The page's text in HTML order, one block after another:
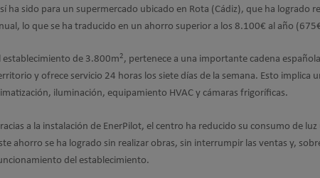
ha sido para un supermercado ubicado en Rota (Cádiz), que ha logrado
lo que se ha traducido en un ahorro superior a los 8.100€ al año
establecimiento de 3.800m2, pertenece a una importante cadena
y ofrece servicio 24 horas los siete días de la semana. Esto implica
iluminación, equipamiento HVAC y cámaras frigoríficas.
a la instalación de EnerPilot, el centro ha reducido su consumo de
ahorro se ha logrado sin realizar obras, sin interrumpir las ventas y,
del establecimiento.